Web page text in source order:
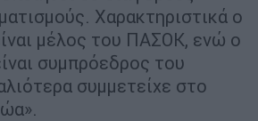
Χαρακτηριστικά ο
μέλος του ΠΑΣΟΚ, ενώ ο
συμπρόεδρος του
συμμετείχε στο